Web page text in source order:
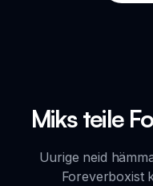
Miks teile
Uurige neid
Foreverboxist